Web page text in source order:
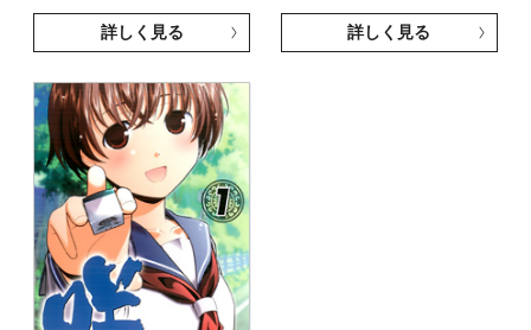
詳しく見る 詳しく見る